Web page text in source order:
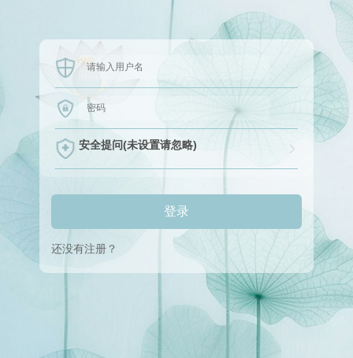
安全提问(未设置请忽略)
登录
还没有注册？